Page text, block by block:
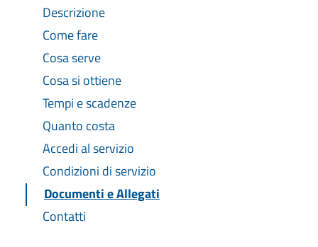
Descrizione
Come fare
Cosa serve
Cosa si ottiene
Tempi e scadenze
Quanto costa
Accedi al servizio
Condizioni di servizio
Documenti e Allegati
Contatti